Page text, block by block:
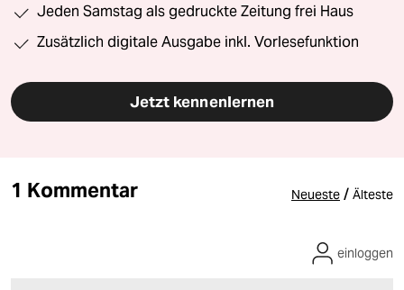
Jeden Samstag als gedruckte Zeitung frei Haus
Zusätzlich digitale Ausgabe inkl. Vorlesefunktion
Jetzt kennenlernen
1 Kommentar Neueste / Älteste
einloggen